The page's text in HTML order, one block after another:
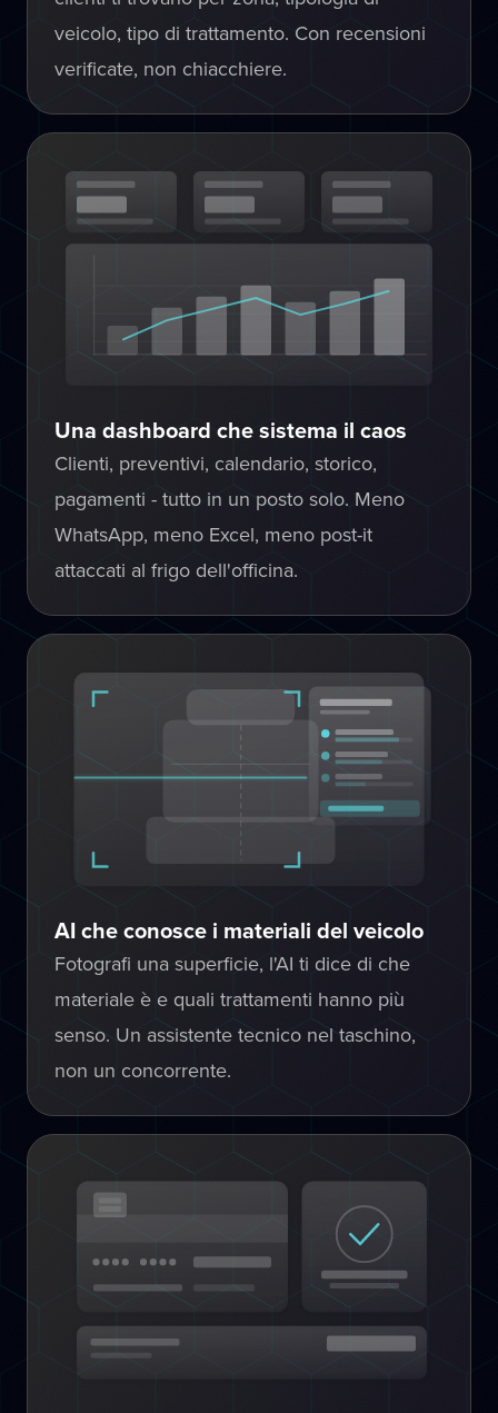
veicolo, tipo di trattamento. Con recensioni
verificate, non chiacchiere.
Una dashboard che sistema il caos
Clienti, preventivi, calendario, storico,
pagamenti - tutto in un posto solo. Meno
WhatsApp, meno Excel, meno post-it
attaccati al frigo dell'officina.
AI che conosce i materiali del veicolo
Fotografi una superficie, l'AI ti dice di che
materiale è e quali trattamenti hanno più
senso. Un assistente tecnico nel taschino,
non un concorrente.